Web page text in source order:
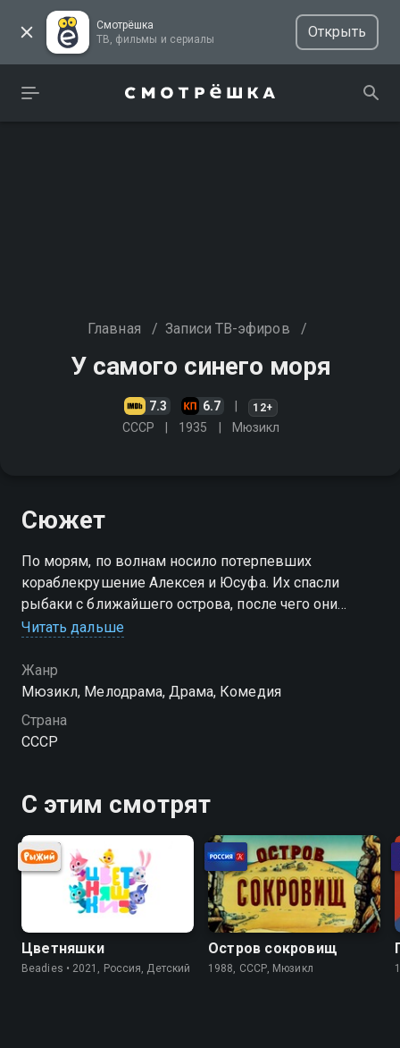
Смотрёшка
ТВ, фильмы и сериалы
Открыть
Главная / Записи ТВ-эфиров /
У самого синего моря
7.3 6.7 12+
СССР 1935 Мюзикл
Сюжет
По морям, по волнам носило потерпевших
кораблекрушение Алексея и Юсуфа. Их спасли
рыбаки с ближайшего острова, после чего они
радостно включаются в трудовые будни рыбачьей
прекрасной рыбачки Машеньки…
Читать дальше
Жанр
Мюзикл, Мелодрама, Драма, Комедия
Страна
СССР
С этим смотрят
Цветняшки
Beadies • 2021, Россия, Детский
Остров сокровищ
1988, СССР, Мюзикл